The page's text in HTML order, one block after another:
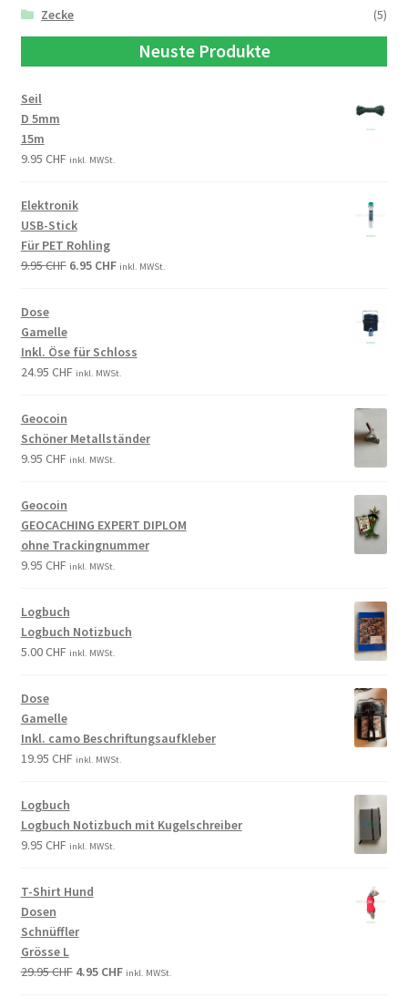
Zecke
(5)
Neuste Produkte
Seil
D 5mm
15m
9.95 CHF inkl. MWSt.
Elektronik
USB-Stick
Für PET Rohling
9.95CHF 6.95 CHF inkl. MWSt.
Dose
Gamelle
Inkl. Öse für Schloss
24.95 CHF inkl. MWSt.
Geocoin
Schöner Metallständer
9.95 CHF inkl. MWSt.
Geocoin
GEOCACHING EXPERT DIPLOM
ohne Trackingnummer
9.95 CHF inkl. MWSt.
Logbuch
Logbuch Notizbuch
5.00CHF inkl. MWSt.
Dose
Gamelle
Inkl. camo Beschriftungsaufkleber
19.95 CHF inkl. MWSt.
Logbuch
Logbuch Notizbuch mit Kugelschreiber
9.95 CHF inkl. MWSt.
T-Shirt Hund
Dosen
Schnüffler
Grösse L
29.95CHF 4.95 CHF inkl. MWSt.